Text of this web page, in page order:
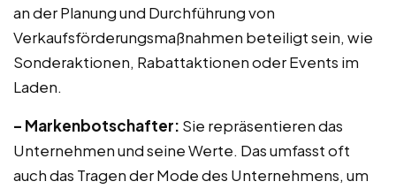
an der Planung und Durchführung von
Verkaufsförderungsmaßnahmen beteiligt sein, wie
Sonderaktionen, Rabattaktionen oder Events im
Laden.
– Markenbotschafter: Sie repräsentieren das
Unternehmen und seine Werte. Das umfasst oft
auch das Tragen der Mode des Unternehmens, um